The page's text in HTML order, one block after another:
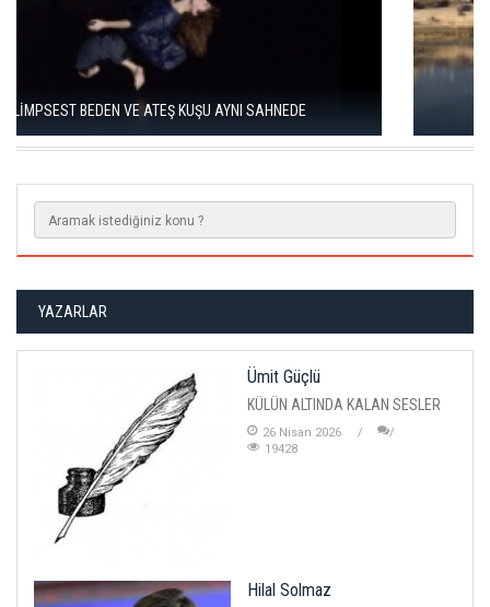
EDİRNE BİENALİ “KÖPRÜLER” TEMASIYLA 21 MAYIS’TA
BAŞLIYOR
YAZARLAR
Ümit Güçlü
KÜLÜN ALTINDA KALAN SESLER
26 Nisan 2026
19428
Hilal Solmaz